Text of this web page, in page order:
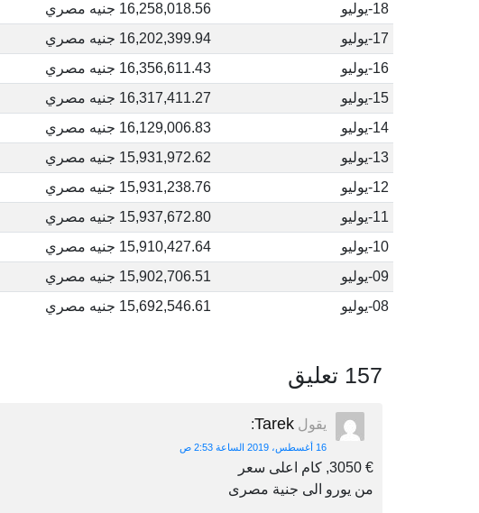
18-يوليو
16,258,018.56 جنيه مصري
17-يوليو
16,202,399.94 جنيه مصري
16-يوليو
16,356,611.43 جنيه مصري
15-يوليو
16,317,411.27 جنيه مصري
14-يوليو
16,129,006.83 جنيه مصري
13-يوليو
15,931,972.62 جنيه مصري
12-يوليو
15,931,238.76 جنيه مصري
11-يوليو
15,937,672.80 جنيه مصري
10-يوليو
15,910,427.64 جنيه مصري
09-يوليو
15,902,706.51 جنيه مصري
08-يوليو
15,692,546.61 جنيه مصري
157 تعليق
يقول Tarek
:
16 أغسطس، 2019 الساعة 2:53 ص
€ 3050, كام اعلى سعر
من يورو الى جنية مصرى